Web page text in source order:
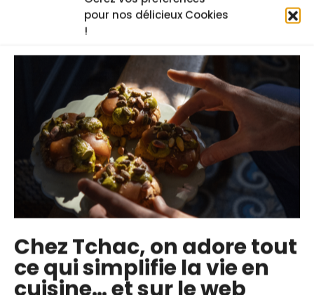
pour nos délicieux Cookies
!
Chez Tchac, on adore tout
ce qui simplifie la vie en
cuisine… et sur le web
Soupe Miso
traditionnelle
express
Apprenez à réaliser
une authentique
soupe miso japonaise
Dashi, le bouillon de
base de la cuisine
japonaise
Plongez dans
l’essence de la
cuisine japonaise